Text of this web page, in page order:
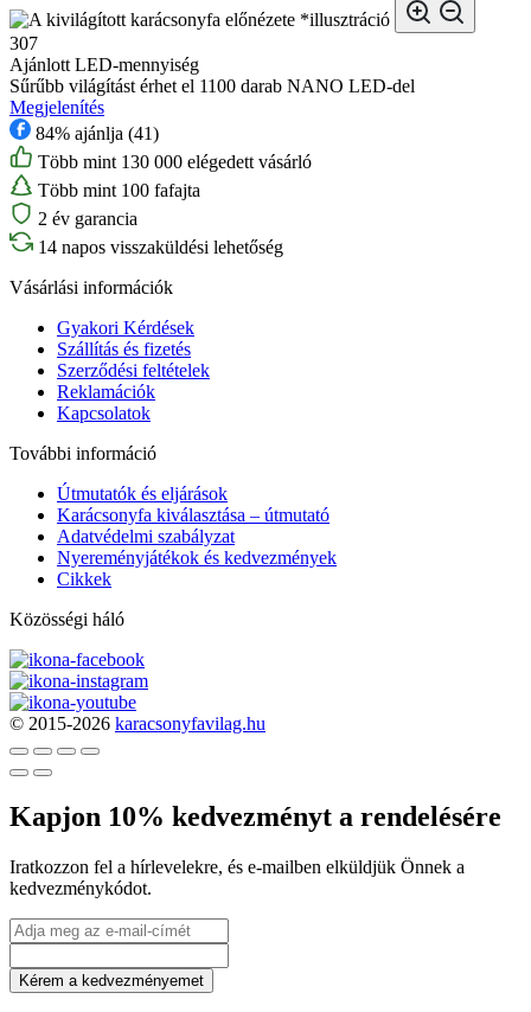
*illusztráció
307
Ajánlott LED-mennyiség
Sűrűbb világítást érhet el 1100 darab NANO LED-del
Megjelenítés
84% ajánlja (41)
Több mint 130 000 elégedett vásárló
Több mint 100 fafajta
2 év garancia
14 napos visszaküldési lehetőség
Vásárlási információk
Gyakori Kérdések
Szállítás és fizetés
Szerződési feltételek
Reklamációk
Kapcsolatok
További információ
Útmutatók és eljárások
Karácsonyfa kiválasztása – útmutató
Adatvédelmi szabályzat
Nyereményjátékok és kedvezmények
Cikkek
Közösségi háló
© 2015-2026 karacsonyfavilag.hu
Kapjon 10% kedvezményt a rendelésére
Iratkozzon fel a hírlevelekre, és e-mailben elküldjük Önnek a
kedvezménykódot.
Kérem a kedvezményemet